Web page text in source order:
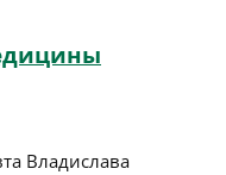
Владислава